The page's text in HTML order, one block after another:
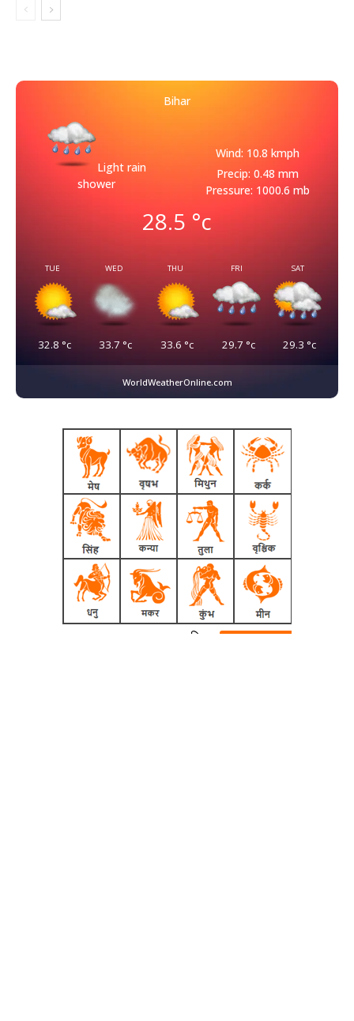
Bihar
Light rain
shower
Wind: 10.8 kmph
Precip: 0.48 mm
Pressure: 1000.6 mb
28.5 °c
TUE
32.8 °c
WED
33.7 °c
THU
33.6 °c
FRI
29.7 °c
SAT
29.3 °c
WorldWeatherOnline.com